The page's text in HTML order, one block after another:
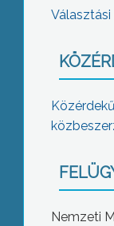
Választási
Nemzeti